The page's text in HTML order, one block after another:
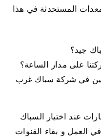
المستحدثة في هذا
جيد؟
على مدار الساعة؟
في شركة سباك غرب
عند اختيار السباك
في العمل و بقاء القنوات